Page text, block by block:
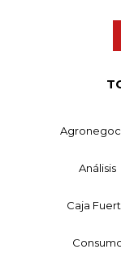
Análisis
Caja